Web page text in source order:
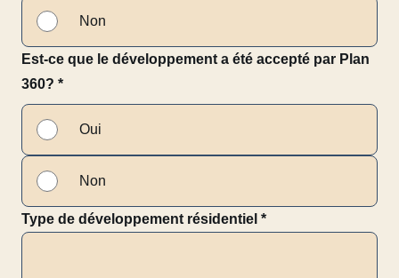
Non
Est-ce que le développement a été accepté par Plan
360? *
Oui
Non
Type de développement résidentiel *